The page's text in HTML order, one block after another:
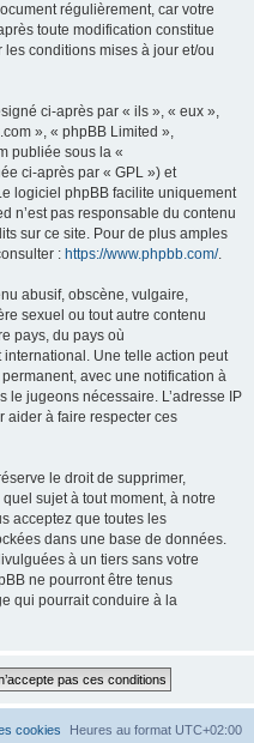
régulièrement, car votre
toute modification constitue
conditions mises à jour et/ou
ci-après par « ils », « eux »,
», « phpBB Limited »,
publiée sous la «
ci-après par « GPL ») et
logiciel phpBB facilite uniquement
n’est pas responsable du contenu
sur ce site. Pour de plus amples
: https://www.phpbb.com/.
abusif, obscène, vulgaire,
sexuel ou tout autre contenu
pays, du pays où
Une telle action peut
avec une notification à
le jugeons nécessaire. L’adresse IP
aider à faire respecter ces
le droit de supprimer,
sujet à tout moment, à notre
acceptez que toutes les
dans une base de données.
à un tiers sans votre
ne pourront être tenus
qui pourrait conduire à la
Heures au format UTC+02:00
cookies